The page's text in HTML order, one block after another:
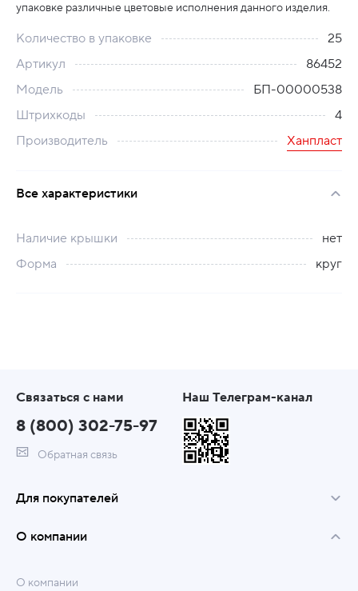
упаковке различные цветовые исполнения данного изделия.
Количество в упаковке
25
Артикул
86452
Модель
БП-00000538
Штрихкоды
4
Производитель
Ханпласт
Все характеристики
Наличие крышки
нет
Форма
круг
Связаться с нами
8 (800) 302-75-97
Обратная связь
Наш Телеграм-канал
Для покупателей
О компании
О компании